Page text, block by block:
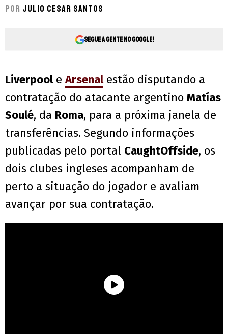
Por Julio Cesar Santos
Segue a gente no Google!
LiverpooleArsenalestão disputando a
contratação do atacante argentino Matías
Soulé, da Roma, para a próxima janela de
transferências. Segundo informações
publicadas pelo portal CaughtOffside, os
dois clubes ingleses acompanham de
perto a situação do jogador e avaliam
avançar por sua contratação.